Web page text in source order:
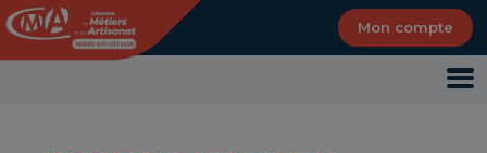
Mon compte
Panneau de gestion des cookies